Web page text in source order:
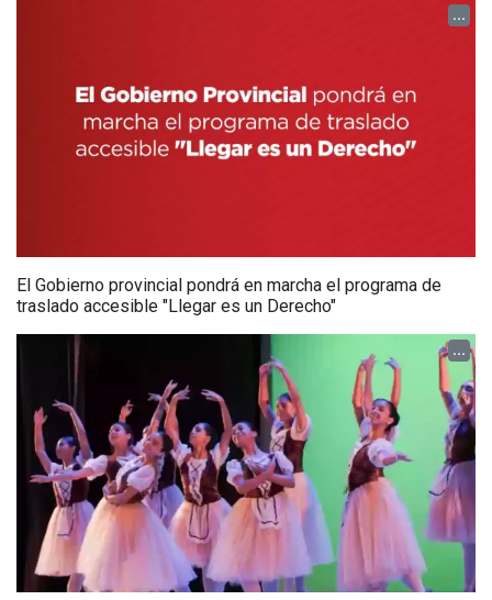
...
El Gobierno provincial pondrá en marcha el programa de
traslado accesible "Llegar es un Derecho"
...